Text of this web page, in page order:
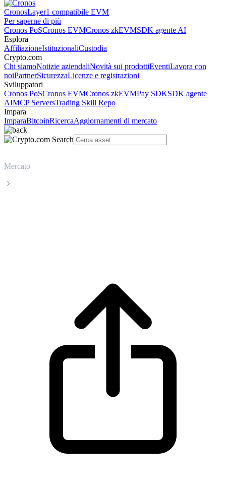
CronosLayer1 compatibile EVM
Per saperne di più
Cronos PoSCronos EVMCronos zkEVMSDK agente AI
Esplora
AffiliazioneIstituzionaliCustodia
Crypto.com
Chi siamoNotizie aziendaliNovità sui prodottiEventiLavora con
noiPartnerSicurezzaLicenze e registrazioni
Sviluppatori
Cronos PoSCronos EVMCronos zkEVMPay SDKSDK agente
AIMCP ServersTrading Skill Repo
Impara
ImparaBitcoinRicercaAggiornamenti di mercato
Mercato